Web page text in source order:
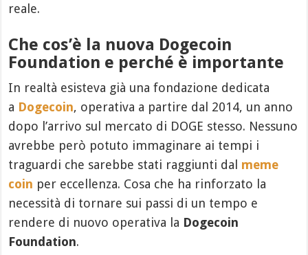
reale.
Che cos’è la nuova Dogecoin
Foundation e perché è importante
In realtà esisteva già una fondazione dedicata
a Dogecoin, operativa a partire dal 2014, un anno
dopo l’arrivo sul mercato di DOGE stesso. Nessuno
avrebbe però potuto immaginare ai tempi i
traguardi che sarebbe stati raggiunti dal meme
coin per eccellenza. Cosa che ha rinforzato la
necessità di tornare sui passi di un tempo e
rendere di nuovo operativa la Dogecoin
Foundation.